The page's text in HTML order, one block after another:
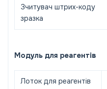
Зчитувач штрих-коду
зразка
Модуль для реагентів
Лоток для реагентів